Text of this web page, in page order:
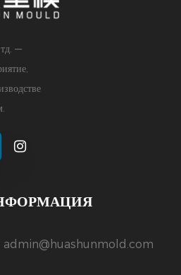
—
admin@huashunmold.com